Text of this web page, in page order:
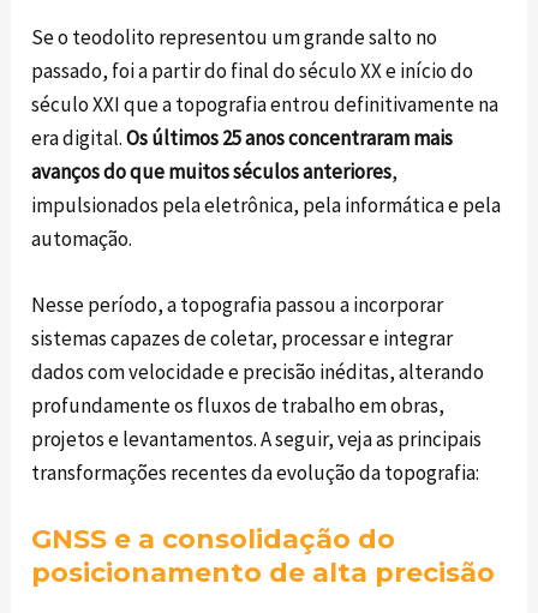
Se o teodolito representou um grande salto no
passado, foi a partir do final do século XX e início do
século XXI que a topografia entrou definitivamente na
era digital.Os últimos 25 anos concentraram mais
avanços do que muitos séculos anteriores,
impulsionados pela eletrônica, pela informática e pela
automação.
Nesse período, a topografia passou a incorporar
sistemas capazes de coletar, processar e integrar
dados com velocidade e precisão inéditas, alterando
profundamente os fluxos de trabalho em obras,
projetos e levantamentos. A seguir, veja as principais
transformações recentes da evolução da topografia:
GNSS e a consolidação do
posicionamento de alta precisão